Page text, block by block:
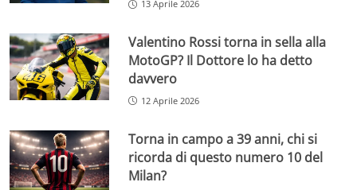
13 Aprile 2026
Valentino Rossi torna in sella alla
MotoGP? Il Dottore lo ha detto
davvero
12 Aprile 2026
Torna in campo a 39 anni, chi si
ricorda di questo numero 10 del
Milan?